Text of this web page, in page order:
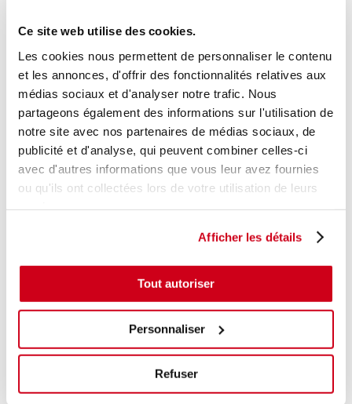
Ce site web utilise des cookies.
Les cookies nous permettent de personnaliser le contenu
et les annonces, d'offrir des fonctionnalités relatives aux
médias sociaux et d'analyser notre trafic. Nous
partageons également des informations sur l'utilisation de
notre site avec nos partenaires de médias sociaux, de
publicité et d'analyse, qui peuvent combiner celles-ci
avec d'autres informations que vous leur avez fournies
ou qu'ils ont collectées lors de votre utilisation de leurs
Afficher les détails
Tout autoriser
Personnaliser
Refuser
Modèle de provenance
Caractéristiques techniques
En stock 41
AJOUTER AU PANIER
ans
24h(2)